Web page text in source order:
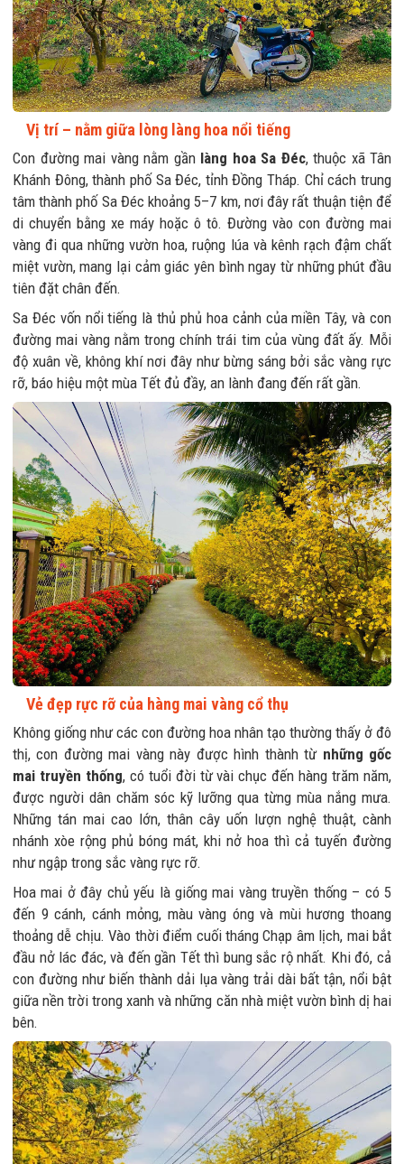
Vị trí – nằm giữa lòng làng hoa nổi tiếng
Con đường mai vàng nằm gần làng hoa Sa Đéc, thuộc xã Tân
Khánh Đông, thành phố Sa Đéc, tỉnh Đồng Tháp. Chỉ cách trung
tâm thành phố Sa Đéc khoảng 5–7 km, nơi đây rất thuận tiện để
di chuyển bằng xe máy hoặc ô tô. Đường vào con đường mai
vàng đi qua những vườn hoa, ruộng lúa và kênh rạch đậm chất
miệt vườn, mang lại cảm giác yên bình ngay từ những phút đầu
tiên đặt chân đến.
Sa Đéc vốn nổi tiếng là thủ phủ hoa cảnh của miền Tây, và con
đường mai vàng nằm trong chính trái tim của vùng đất ấy. Mỗi
độ xuân về, không khí nơi đây như bừng sáng bởi sắc vàng rực
rỡ, báo hiệu một mùa Tết đủ đầy, an lành đang đến rất gần.
Vẻ đẹp rực rỡ của hàng mai vàng cổ thụ
Không giống như các con đường hoa nhân tạo thường thấy ở đô
thị, con đường mai vàng này được hình thành từ những gốc
mai truyền thống, có tuổi đời từ vài chục đến hàng trăm năm,
được người dân chăm sóc kỹ lưỡng qua từng mùa nắng mưa.
Những tán mai cao lớn, thân cây uốn lượn nghệ thuật, cành
nhánh xòe rộng phủ bóng mát, khi nở hoa thì cả tuyến đường
như ngập trong sắc vàng rực rỡ.
Hoa mai ở đây chủ yếu là giống mai vàng truyền thống – có 5
đến 9 cánh, cánh mỏng, màu vàng óng và mùi hương thoang
thoảng dễ chịu. Vào thời điểm cuối tháng Chạp âm lịch, mai bắt
đầu nở lác đác, và đến gần Tết thì bung sắc rộ nhất. Khi đó, cả
con đường như biến thành dải lụa vàng trải dài bất tận, nổi bật
giữa nền trời trong xanh và những căn nhà miệt vườn bình dị hai
bên.